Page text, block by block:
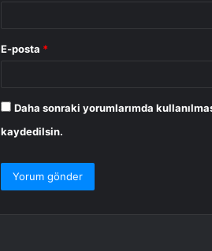
E-posta *
Daha sonraki yorumlarımda
kaydedilsin.